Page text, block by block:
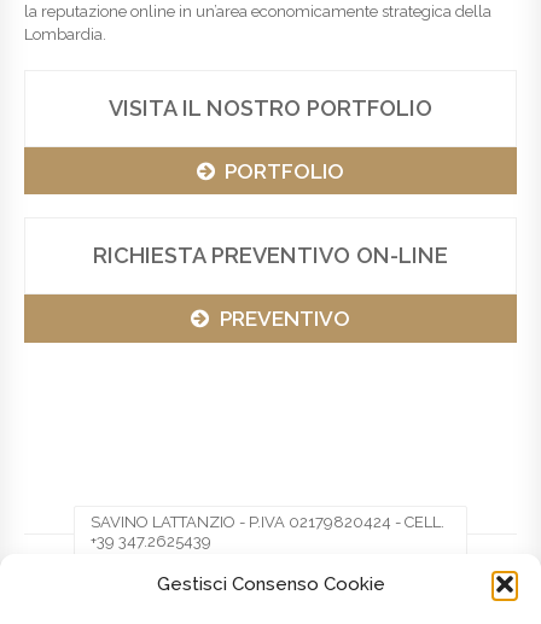
Gestisci Consenso Cookie
la reputazione online in un’area economicamente strategica della
Lombardia.
VISITA IL NOSTRO PORTFOLIO
PORTFOLIO
RICHIESTA PREVENTIVO ON-LINE
PREVENTIVO
SAVINO LATTANZIO - P.IVA 02179820424 - CELL.
+39 347.2625439